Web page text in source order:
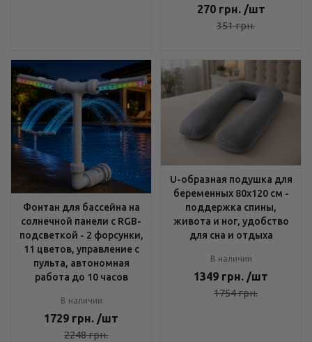
270 грн. /шт
351грн.
Фонтан для бассейна на
солнечной панели с RGB-
подсветкой - 2 форсунки,
11 цветов, управление с
пульта, автономная
работа до 10 часов
В наличии
1729 грн. /шт
2248грн.
U-образная подушка для
беременных 80x120 см -
поддержка спины,
живота и ног, удобство
для сна и отдыха
В наличии
1349 грн. /шт
1754грн.